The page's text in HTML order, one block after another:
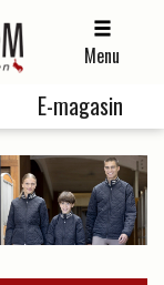
Menu
E-magasin